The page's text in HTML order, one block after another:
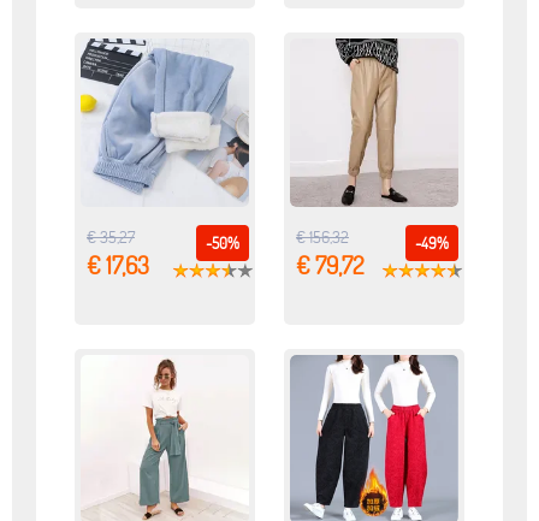
-50%
€ 35,27
€ 17,63
-49%
€ 156,32
€ 79,72